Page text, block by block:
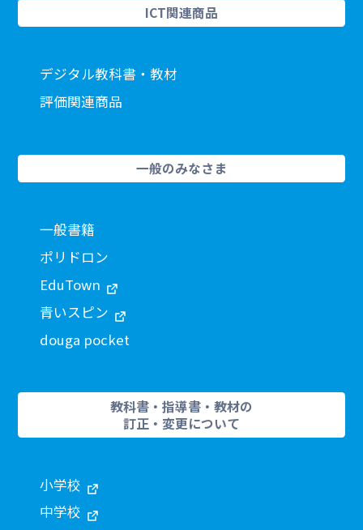
ICT関連商品
デジタル教科書・教材
評価関連商品
一般のみなさま
一般書籍
ポリドロン
EduTown
青いスピン
douga pocket
教科書・指導書・教材の
訂正・変更について
小学校
中学校